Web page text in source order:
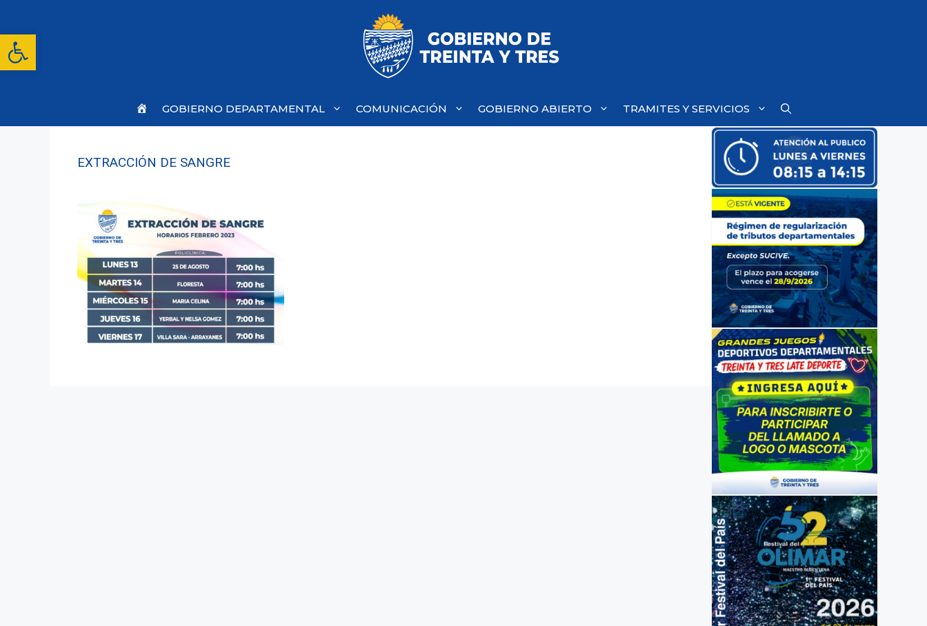
Abrir barra de herramientas
contenido
Inicio
GOBIERNO DEPARTAMENTAL COMUNICACIÓN GOBIERNO ABIERTO TRAMITES Y SERVICIOS
EXTRACCIÓN DE SANGRE